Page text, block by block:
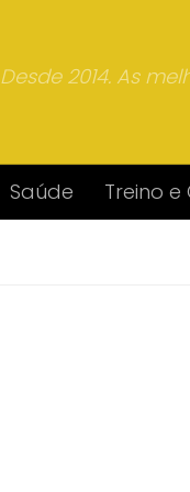
Desde 2014. As
Saúde Treino